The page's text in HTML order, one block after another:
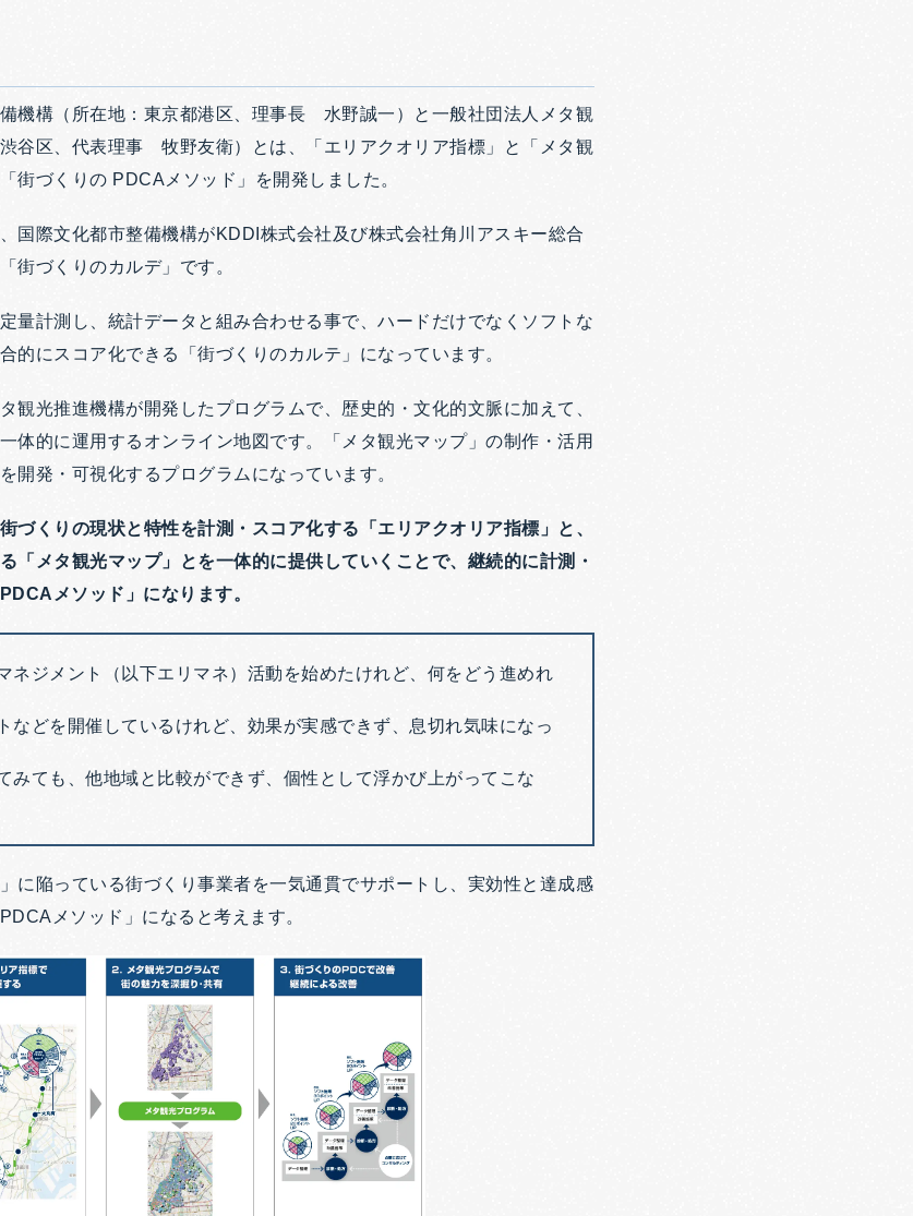
機構（所在地：東京都港区、理事長 水野誠一）と一般社団法人メタ観
谷区、代表理事 牧野友衛）とは、「エリアクオリア指標」と「メタ観
街づくりの PDCAメソッド」を開発しました。
国際文化都市整備機構がKDDI株式会社及び株式会社角川アスキー総合
街づくりのカルデ」です。
量計測し、統計データと組み合わせる事で、ハードだけでなくソフトな
的にスコア化できる「街づくりのカルテ」になっています。
観光推進機構が開発したプログラムで、歴史的・文化的文脈に加えて、
体的に運用するオンライン地図です。「メタ観光マップ」の制作・活用
開発・可視化するプログラムになっています。
くりの現状と特性を計測・スコア化する「エリアクオリア指標」と、
「メタ観光マップ」とを一体的に提供していくことで、継続的に計測・
メソッド」になります。
ジメント（以下エリマネ）活動を始めたけれど、何をどう進めれ
どを開催しているけれど、効果が実感できず、息切れ気味になっ
ても、他地域と比較ができず、個性として浮かび上がってこな
に陥っている街づくり事業者を一気通貫でサポートし、実効性と達成感
メソッド」になると考えます。